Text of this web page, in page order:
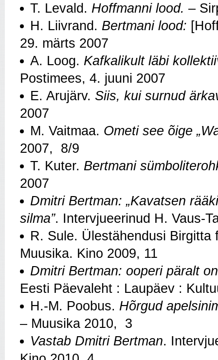
T. Levald. Hoffmanni lood. –
H. Liivrand. Bertmani lood:
29. märts 2007
A. Loog. Kafkalikult läbi
Postimees, 4. juuni 2007
E. Arujärv. Siis, kui surnud
2007
M. Vaitmaa. Ometi see õige
2007, 8/9
T. Kuter. Bertmani
2007
Dmitri Bertman: „Kavatsen
silma”. Intervjueerinud H. Vaus-
R. Sule. Ülestähendusi
Muusika. Kino 2009, 11
Dmitri Bertman: ooperi päralt
Eesti Päevaleht : Laupäev :
H.-M. Poobus. Hõrgud
– Muusika 2010, 3
Vastab Dmitri Bertman.